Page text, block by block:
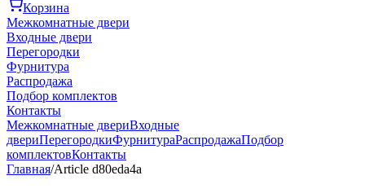
Корзина
Межкомнатные двери
Входные двери
Перегородки
Фурнитура
Распродажа
Подбор комплектов
Контакты
Межкомнатные двериВходные
двериПерегородкиФурнитураРаспродажаПодбор
комплектовКонтакты
Главная/Article d80eda4a